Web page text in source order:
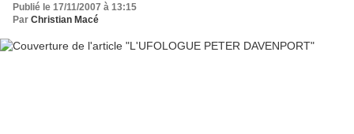
Publié le 17/11/2007 à 13:15
Par Christian Macé